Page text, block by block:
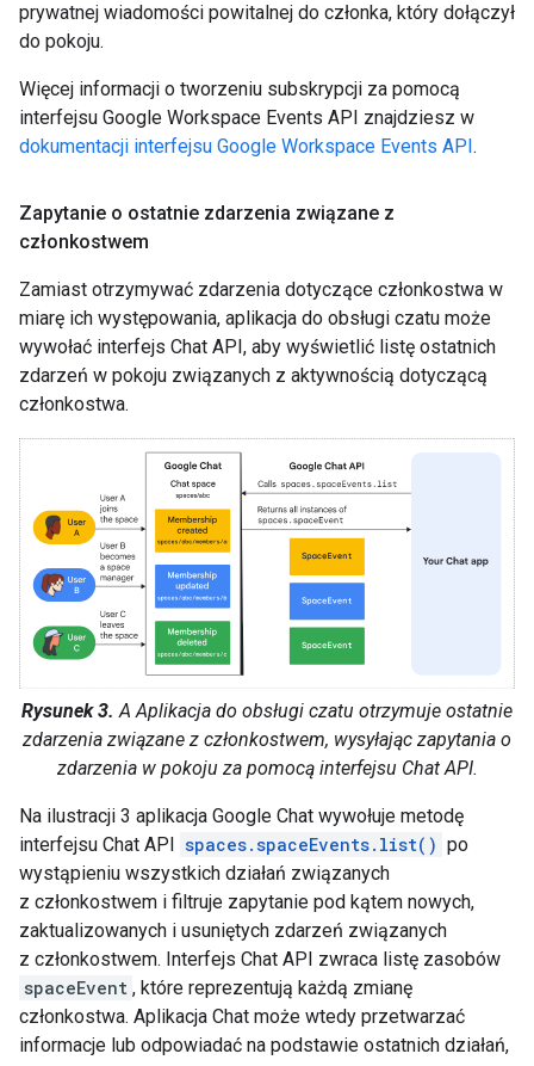
prywatnej wiadomości powitalnej do członka, który dołączył
do pokoju.
Więcej informacji o tworzeniu subskrypcji za pomocą
interfejsu Google Workspace Events API znajdziesz w
dokumentacji interfejsu Google Workspace Events API .
Zapytanie o ostatnie zdarzenia związane z
członkostwem
Zamiast otrzymywać zdarzenia dotyczące członkostwa w
miarę ich występowania, aplikacja do obsługi czatu może
wywołać interfejs Chat API, aby wyświetlić listę ostatnich
zdarzeń w pokoju związanych z aktywnością dotyczącą
członkostwa.
Rysunek 3. A Aplikacja do obsługi czatu otrzymuje ostatnie
zdarzenia związane z członkostwem, wysyłając zapytania o
zdarzenia w pokoju za pomocą interfejsu Chat API.
Na ilustracji 3 aplikacja Google Chat wywołuje metodę
interfejsu Chat API spaces.spaceEvents.list() po
wystąpieniu wszystkich działań związanych
z członkostwem i filtruje zapytanie pod kątem nowych,
zaktualizowanych i usuniętych zdarzeń związanych
z członkostwem. Interfejs Chat API zwraca listę zasobów
spaceEvent , które reprezentują każdą zmianę
członkostwa. Aplikacja Chat może wtedy przetwarzać
informacje lub odpowiadać na podstawie ostatnich działań,